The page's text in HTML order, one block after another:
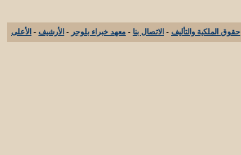
حقوق الملكية والتأليف - الاتصال بنا - معهد خبراء بلوجر - الأرشيف - الأعلى